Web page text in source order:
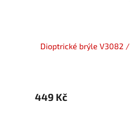
Dioptrické brýle V3082
449 Kč